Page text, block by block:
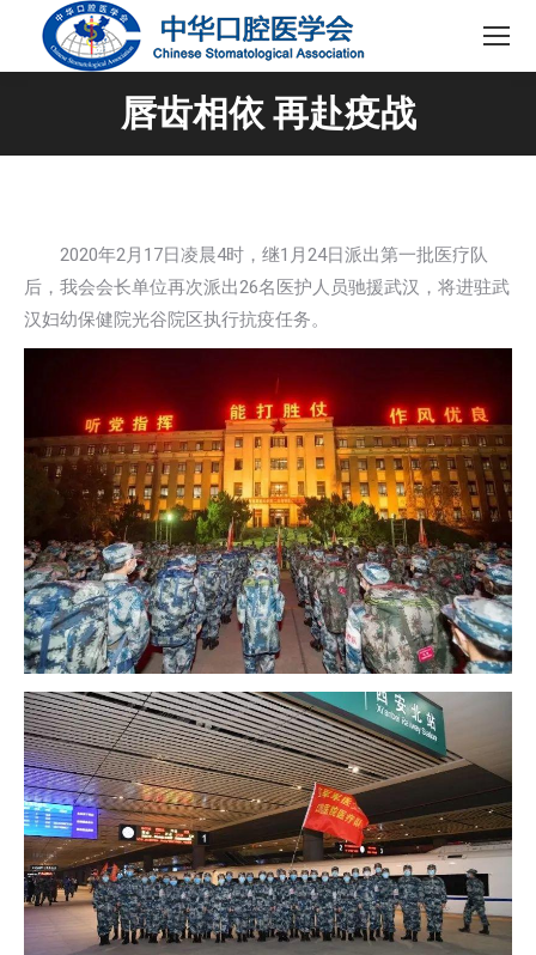
唇齿相依 再赴疫战
2020年2月17日凌晨4时，继1月24日派出第一批医疗队
后，我会会长单位再次派出26名医护人员驰援武汉，将进驻武
汉妇幼保健院光谷院区执行抗疫任务。